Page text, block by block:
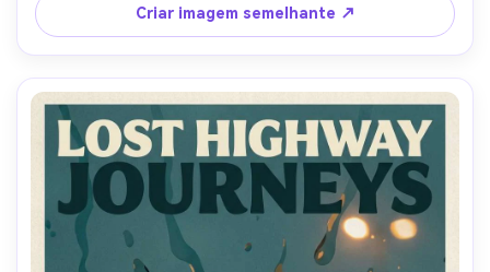
negrito de laje-serif com uma legenda carimbada, lente
de 85mm, profundidade de campo rasa-AR 4:5
Criar imagem semelhante ↗